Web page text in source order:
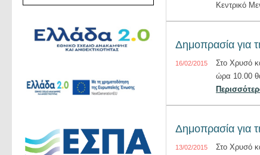
Κεντρικό
Δημοπρασία για
16/02/2015
Στο Χρυσό
ώρα 10.00
Δημοπρασία για
13/02/2015
Στο Χρυσό